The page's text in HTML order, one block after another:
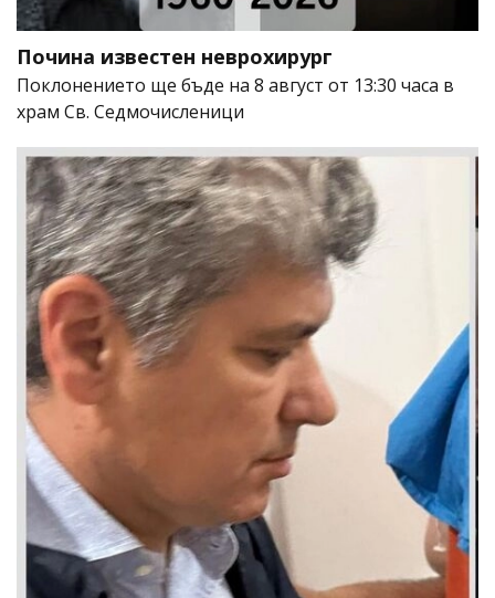
Почина известен неврохирург
Поклонението ще бъде на 8 август от 13:30 часа в
храм Св. Седмочисленици